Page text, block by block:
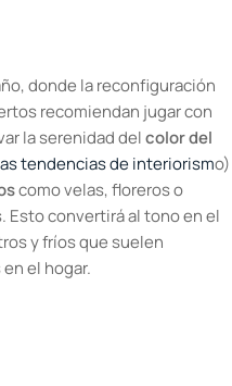
donde la reconfiguración
recomiendan jugar con
la serenidad delcolor del
tendencias de interiorismo)
como velas, floreros o
Esto convertirá al tono en el
y fríos que suelen
el hogar.